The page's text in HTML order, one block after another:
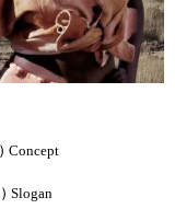
Concept (مفهوم) : جذب کننده آب فوق العاده
Slogan (شعار تبلیغاتی) : Super Absorbent